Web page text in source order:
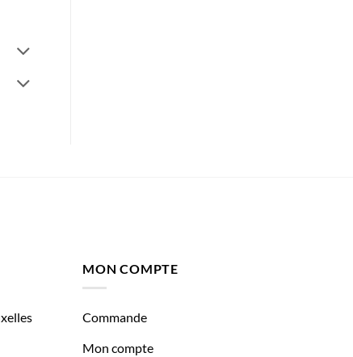
MON COMPTE
Commande
Mon compte